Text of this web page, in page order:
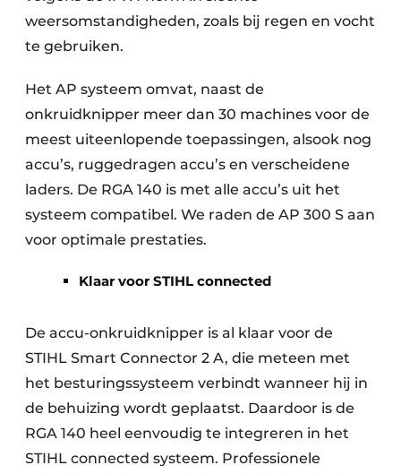
weersomstandigheden, zoals bij regen en vocht
te gebruiken.
Het AP systeem omvat, naast de
onkruidknipper meer dan 30 machines voor de
meest uiteenlopende toepassingen, alsook nog
accu’s, ruggedragen accu’s en verscheidene
laders. De RGA 140 is met alle accu’s uit het
systeem compatibel. We raden de AP 300 S aan
voor optimale prestaties.
Klaar voor STIHL connected
De accu-onkruidknipper is al klaar voor de
STIHL Smart Connector 2 A, die meteen met
het besturingssysteem verbindt wanneer hij in
de behuizing wordt geplaatst. Daardoor is de
RGA 140 heel eenvoudig te integreren in het
STIHL connected systeem. Professionele